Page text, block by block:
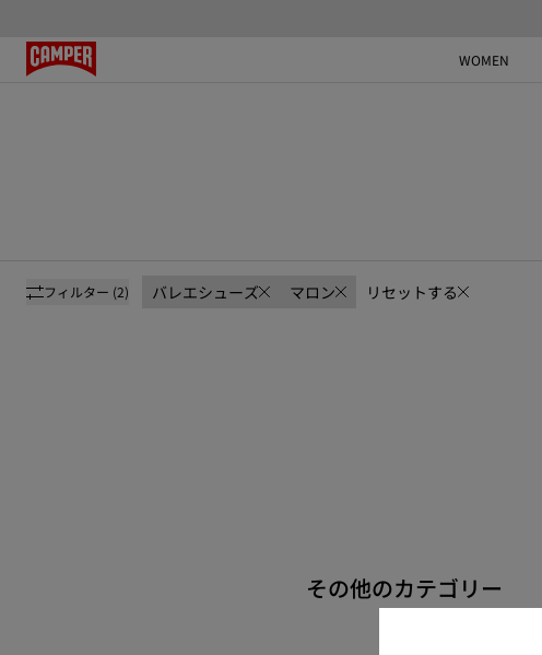
WOMEN
フィルター (2) バレエシューズ マロン リセットする
その他のカテゴリー